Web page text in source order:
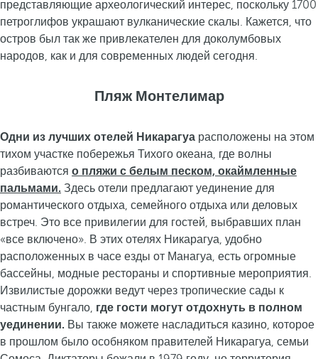
представляющие археологический интерес, поскольку 1700
петроглифов украшают вулканические скалы. Кажется, что
остров был так же привлекателен для доколумбовых
народов, как и для современных людей сегодня.
Пляж Монтелимар
Одни из лучших отелей Никарагуа расположены на этом
тихом участке побережья Тихого океана, где волны
разбиваются о пляжи с белым песком, окаймленные
пальмами. Здесь отели предлагают уединение для
романтического отдыха, семейного отдыха или деловых
встреч. Это все привилегии для гостей, выбравших план
«все включено». В этих отелях Никарагуа, удобно
расположенных в часе езды от Манагуа, есть огромные
бассейны, модные рестораны и спортивные мероприятия.
Извилистые дорожки ведут через тропические сады к
частным бунгало, где гости могут отдохнуть в полном
уединении. Вы также можете насладиться казино, которое
в прошлом было особняком правителей Никарагуа, семьи